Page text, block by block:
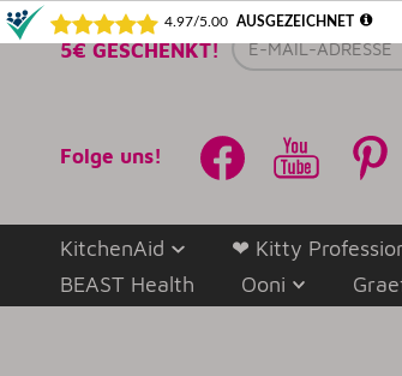
5€ GESCHENKT! E-
Mail-
Folge uns!
KitchenAid ❤ Kitty
BEAST Health
Ooni